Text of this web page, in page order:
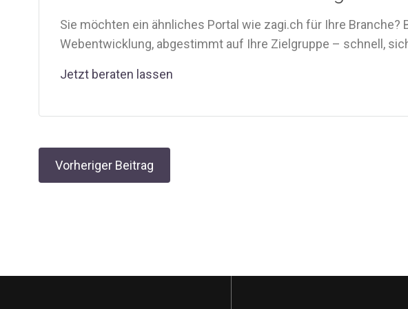
Sie möchten ein ähnliches Portal wie zagi.ch für Ihre Branche?
Webentwicklung, abgestimmt auf Ihre Zielgruppe – schnell,
Jetzt beraten lassen
Post
navigation
Vorheriger Beitrag